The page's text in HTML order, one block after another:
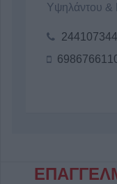
Υψηλάντου &